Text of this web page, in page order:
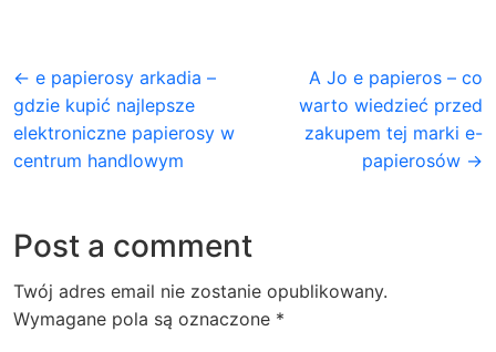
← e papierosy arkadia –
gdzie kupić najlepsze
elektroniczne papierosy w
centrum handlowym
A Jo e papieros – co
warto wiedzieć przed
zakupem tej marki e-
papierosów →
Post a comment
Twój adres email nie zostanie opublikowany.
Wymagane pola są oznaczone *